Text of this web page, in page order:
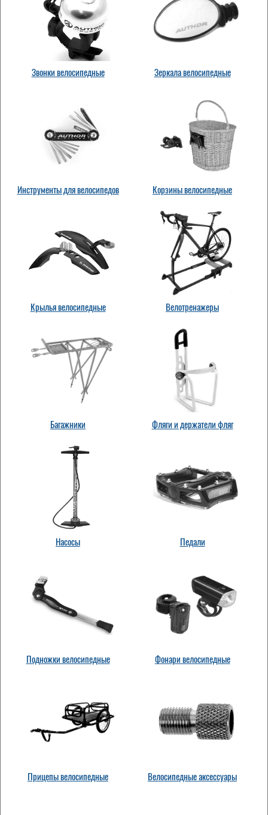
Звонки велосипедные Зеркала велосипедные
Инструменты для велосипедов Корзины велосипедные
Крылья велосипедные Велотренажеры
Багажники Фляги и держатели фляг
Насосы Педали
Подножки велосипедные Фонари велосипедные
Прицепы велосипедные Велосипедные аксессуары